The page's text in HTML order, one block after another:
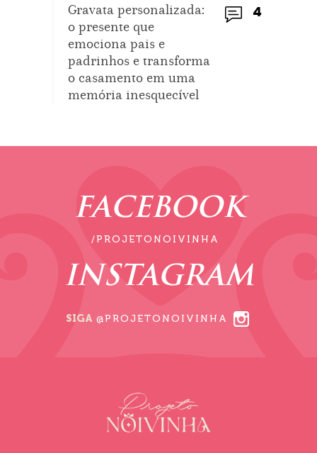
4
Gravata personalizada:
o presente que
emociona pais e
padrinhos e transforma
o casamento em uma
memória inesquecível
FACEBOOK
/PROJETONOIVINHA
INSTAGRAM
SIGA @PROJETONOIVINHA